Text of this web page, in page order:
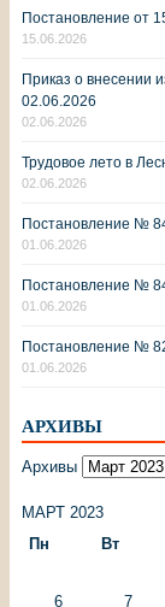
Постановление от
15.06.2026
Приказ о внесении
02.06.2026
02.06.2026
Трудовое лето в
02.06.2026
Постановление №
01.06.2026
Постановление №
01.06.2026
Постановление №
01.06.2026
АРХИВЫ
Архивы
МАРТ 2023
Пн
Вт
6
7